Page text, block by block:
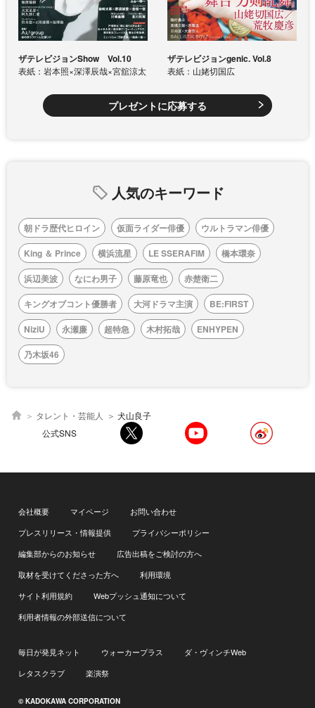
ザテレビジョンShow Vol.10
表紙：岩本照×深澤辰哉×宮舘涼太
ザテレビジョンgenic. Vol.8
表紙：山姥切国広
プレゼントに応募する
人気のキーワード
朝ドラ歴代ヒロイン 仮面ライダー俳優
ウルトラマン俳優
King ＆ Prince
横浜流星 LE SSERAFIM
橋本環奈
浜辺美波
なにわ男子 藤原竜也
赤楚衛二
キングオブコント優勝者
大河ドラマ主演
BE:FIRST
NiziU
永瀬廉 超特急 木村拓哉
ENHYPEN
乃木坂46
タレント・芸能人
犬山良子
公式SNS
会社概要 マイページ
お問い合わせ
プレスリリース・情報提供
プライバシーポリシー
編集部からのお知らせ
広告出稿をご検討の方へ
取材を受けてくださった方へ
利用環境
サイト利用規約
Webプッシュ通知について
利用者情報の外部送信について
毎日が発見ネット ウォーカープラス
ダ・ヴィンチWeb
レタスクラブ
楽演祭
© KADOKAWA CORPORATION